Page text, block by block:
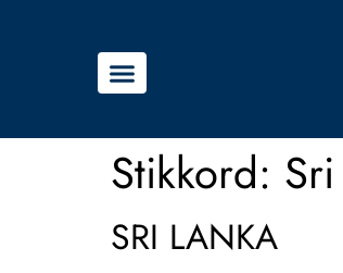
Stikkord:
SRI LANKA